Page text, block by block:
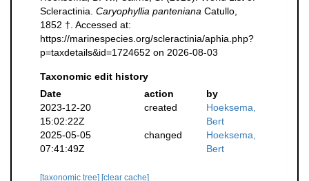
Scleractinia. Caryophyllia panteniana Catullo,
1852 †. Accessed at:
https://marinespecies.org/scleractinia/aphia.php?
p=taxdetails&id=1724652 on 2026-08-03
Taxonomic edit history
Date
action
by
2023-12-20
15:02:22Z
created
Hoeksema,
Bert
2025-05-05
07:41:49Z
changed
Hoeksema,
Bert
[taxonomic tree] [clear cache]